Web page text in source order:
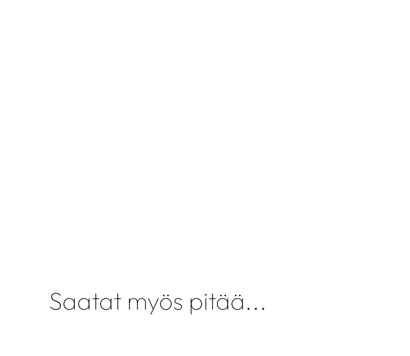
Saatat myös pitää...